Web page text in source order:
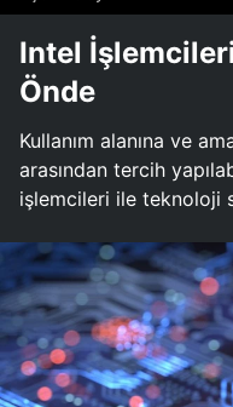
Intel
Önde
Kullanım alanına ve
arasından tercih
işlemcileri ile teknoloji